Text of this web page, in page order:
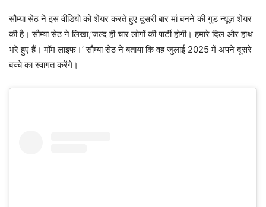
सौम्या सेठ ने इस वीडियो को शेयर करते हुए दूसरी बार मां बनने की गुड न्यूज़ शेयर
की है। सौम्या सेठ ने लिखा,’जल्द ही चार लोगों की पार्टी होगी। हमारे दिल और हाथ
भरे हुए हैं। मॉम लाइफ।’ सौम्या सेठ ने बताया कि वह जुलाई 2025 में अपने दूसरे
बच्चे का स्वागत करेंगे।